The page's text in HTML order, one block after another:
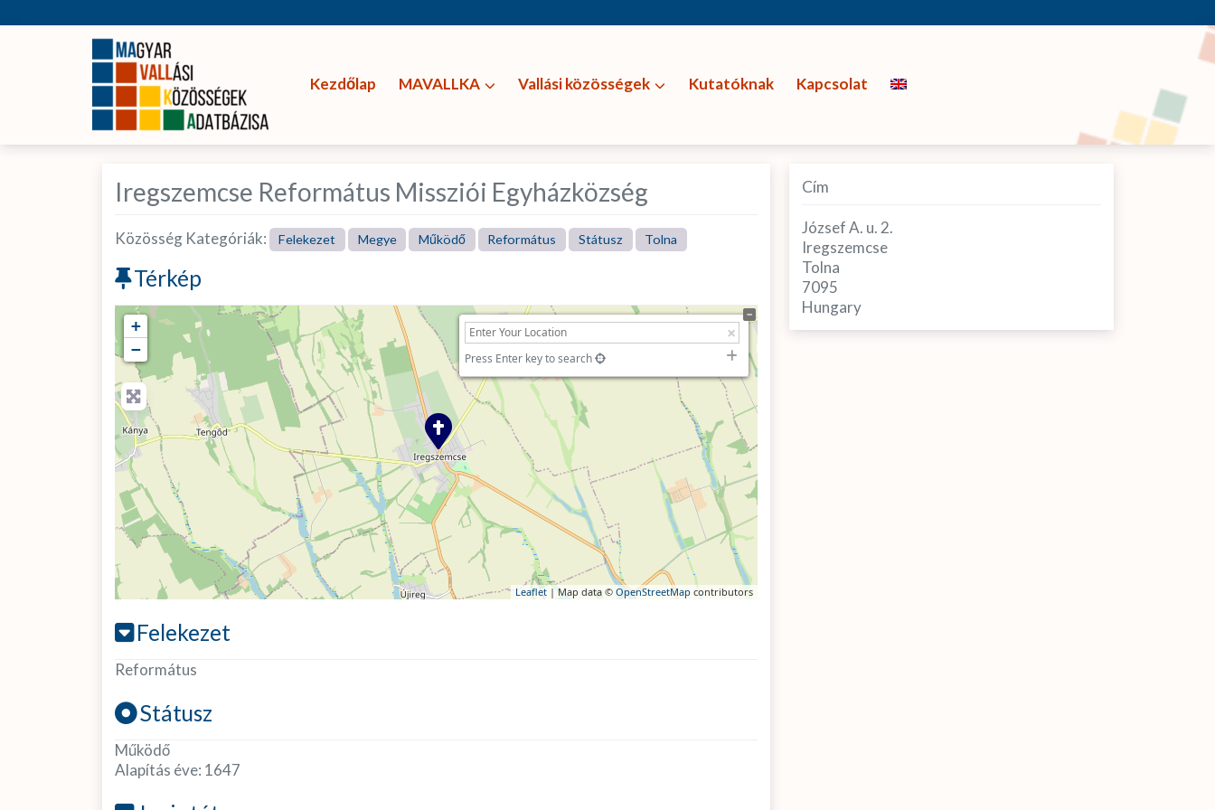
Kezdőlap MAVALLKA Vallási közösségek Kutatóknak Kapcsolat
Iregszemcse Református Missziói Egyházközség
Közösség Kategóriák: Felekezet Megye Működő Református Státusz Tolna
Térkép
+
−
Press Enter key to search
Leaflet| Map data © OpenStreetMap contributors
Felekezet
Református
Státusz
Működő
Alapítás éve: 1647
Cím
József A. u. 2.
Iregszemcse
Tolna
7095
Hungary